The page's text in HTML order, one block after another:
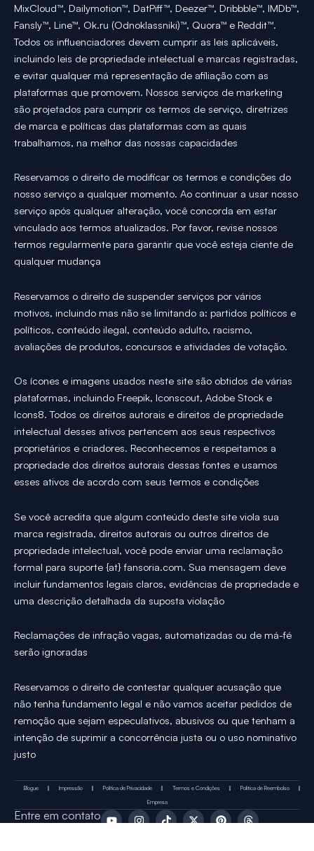
MixCloud™, Dailymotion™, DatPiff™, Deezer™, Dribbble™, IMDb™,
Fansly™, Line™, Ok.ru (Odnoklassniki)™, Quora™ e Reddit™.
Todos os influenciadores devem cumprir as leis aplicáveis,
incluindo leis de propriedade intelectual e marcas registradas,
e evitar qualquer má representação de afiliação com as
plataformas que promovem. Nossos serviços de marketing
são projetados para cumprir os termos de serviço, diretrizes
de marca e políticas das plataformas com as quais
trabalhamos, na melhor das nossas capacidades
Reservamos o direito de modificar os termos e condições do
nosso serviço a qualquer momento. Ao continuar a usar nosso
serviço após qualquer alteração, você concorda em estar
vinculado aos termos atualizados. Por favor, revise nossos
termos regularmente para garantir que você esteja ciente de
qualquer mudança
Reservamos o direito de suspender serviços por vários
motivos, incluindo mas não se limitando a: partidos políticos e
políticos, conteúdo ilegal, conteúdo adulto, racismo,
avaliações de produtos, concursos e atividades de votação.
Os ícones e imagens usados neste site são obtidos de várias
plataformas, incluindo Freepik, Iconscout, Adobe Stock e
Icons8. Todos os direitos autorais e direitos de propriedade
intelectual desses ativos pertencem aos seus respectivos
proprietários e criadores. Reconhecemos e respeitamos a
propriedade dos direitos autorais dessas fontes e usamos
esses ativos de acordo com seus termos e condições
Se você acredita que algum conteúdo deste site viola sua
marca registrada, direitos autorais ou outros direitos de
propriedade intelectual, você pode enviar uma reclamação
formal para suporte {at} fansoria.com. Sua mensagem deve
incluir fundamentos legais claros, evidências de propriedade e
uma descrição detalhada da suposta violação
Reclamações de infração vagas, automatizadas ou de má-fé
serão ignoradas
Reservamos o direito de contestar qualquer acusação que
não tenha fundamento legal e não vamos aceitar pedidos de
remoção que sejam especulativos, abusivos ou que tenham a
intenção de suprimir a concorrência justa ou o uso nominativo
justo
Blogue Impressão Política de Privacidade Termos e Condições
Política de Reembolso
Empresa
Entre em contato Y
o
I
n
T
i
X
-
P
i
T
h